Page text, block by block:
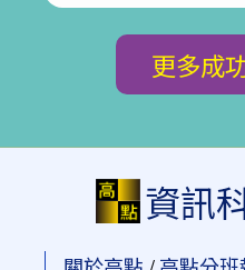
更多成
資訊